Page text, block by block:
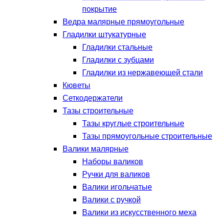
покрытие
Ведра малярные прямоугольные
Гладилки штукатурные
Гладилки стальные
Гладилки с зубцами
Гладилки из нержавеющей стали
Кюветы
Сеткодержатели
Тазы строительные
Тазы круглые строительные
Тазы прямоугольные строительные
Валики малярные
Наборы валиков
Ручки для валиков
Валики игольчатые
Валики с ручкой
Валики из искусственного меха